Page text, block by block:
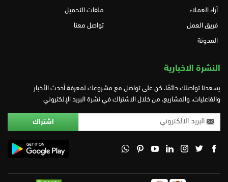
آراء العملاء
فريق العمل
المدونة
ملفات التحميل
تواصل معنا
النشرة الاخبارية
يسعدنا تواصلك دائمًا، كن على تواصل مع مشروعك لمعرفة أحدث الأخبار
والفاعليات، والمشاريع، من خلال الاشتراك في نشرة البريد الإلكتروني